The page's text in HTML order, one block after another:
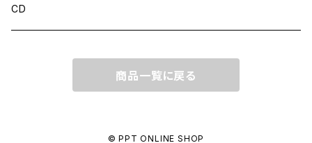
CD
CD
商品一覧に戻る
© PPT ONLINE SHOP